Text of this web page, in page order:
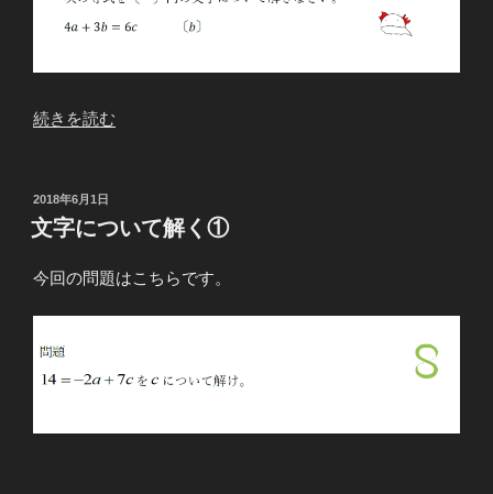
“文
つ
い
解
の
続きを読む
投
稿
日:
2018年6月1日
文字について解く①
今回の問題はこちらです。